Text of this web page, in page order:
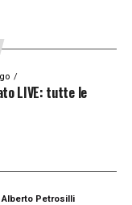
LIVE: tutte le
Alberto Petrosilli